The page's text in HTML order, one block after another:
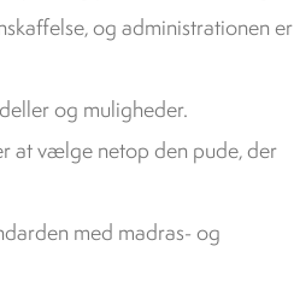
og administrationen er
og muligheder.
at vælge netop den pude, der
med madras- og